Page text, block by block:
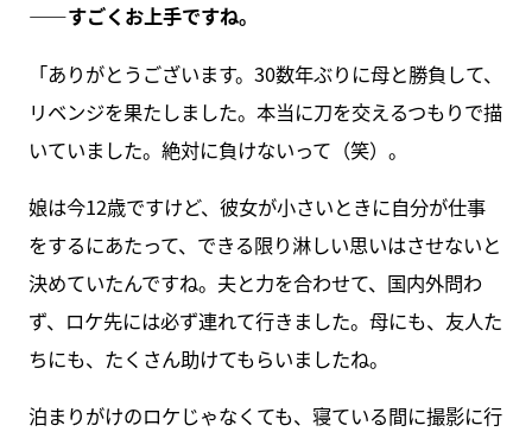
――すごくお上手ですね。
「ありがとうございます。30数年ぶりに母と勝負して、
リベンジを果たしました。本当に刀を交えるつもりで描
いていました。絶対に負けないって（笑）。
娘は今12歳ですけど、彼女が小さいときに自分が仕事
をするにあたって、できる限り淋しい思いはさせないと
決めていたんですね。夫と力を合わせて、国内外問わ
ず、ロケ先には必ず連れて行きました。母にも、友人た
ちにも、たくさん助けてもらいましたね。
泊まりがけのロケじゃなくても、寝ている間に撮影に行